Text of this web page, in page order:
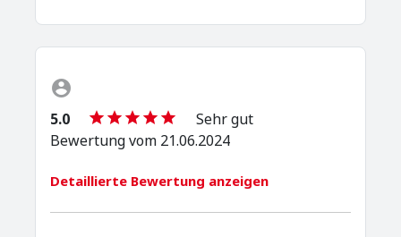
5.0
Sehr gut
Bewertung vom 21.06.2024
Detaillierte Bewertung anzeigen